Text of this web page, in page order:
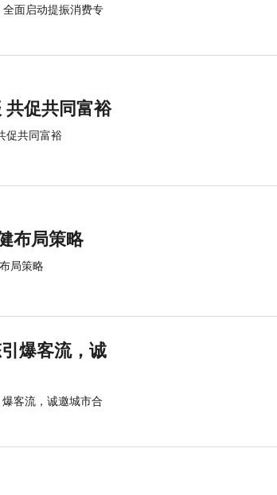
全面启动提振消费专
促共同富裕
促共同富裕
布局策略
局策略
爆客流，诚
客流，诚邀城市合